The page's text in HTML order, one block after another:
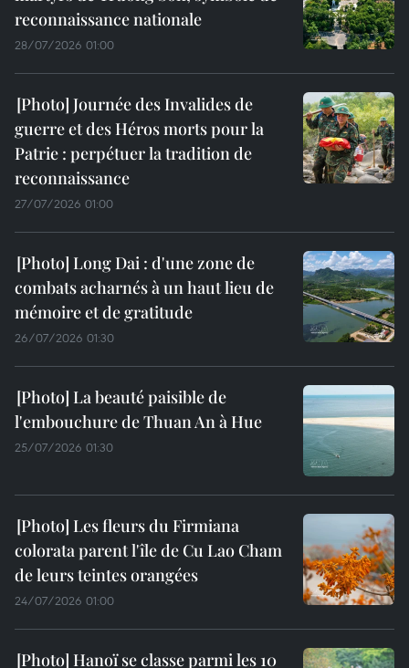
reconnaissance nationale
28/07/2026 01:00
Journée des Invalides de
guerre et des Héros morts pour la
Patrie : perpétuer la tradition de
reconnaissance
27/07/2026 01:00
Long Dai : d'une zone de
combats acharnés à un haut lieu de
mémoire et de gratitude
26/07/2026 01:30
La beauté paisible de
l'embouchure de Thuan An à Hue
25/07/2026 01:30
Les fleurs du Firmiana
colorata parent l'île de Cu Lao Cham
de leurs teintes orangées
24/07/2026 01:00
Hanoï se classe parmi les 10